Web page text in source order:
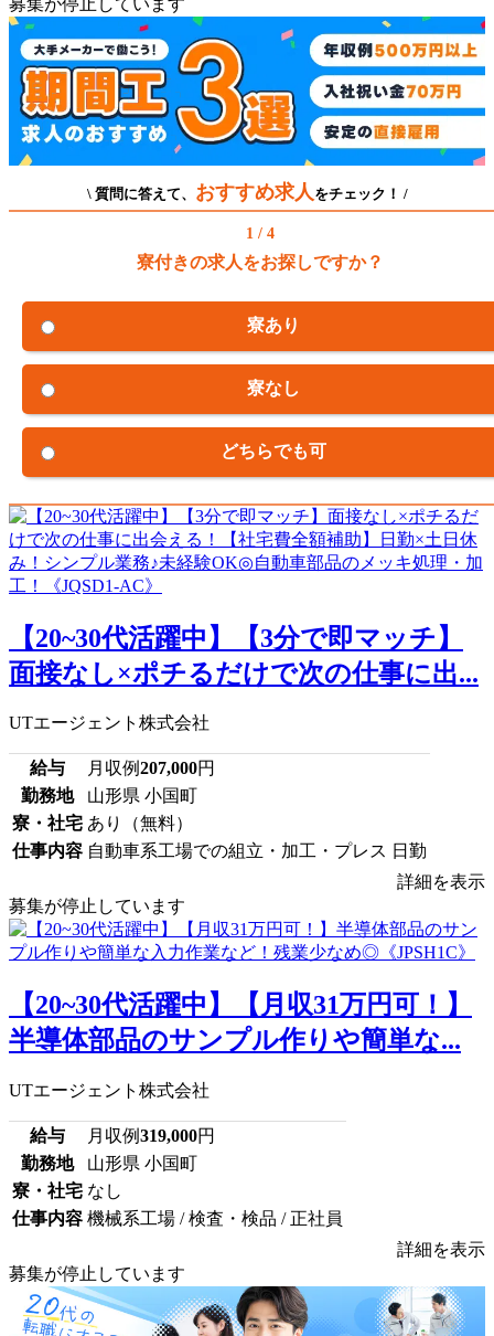
\ 質問に答えて、 おすすめ求人 をチェック！ /
1 / 4
寮付きの求人をお探しですか？
寮あり
寮なし
どちらでも可
【20~30代活躍中】【3分で即マッチ】
面接なし×ポチるだけで次の仕事に出...
UTエージェント株式会社
給与 月収例207,000円
勤務地
山形県 小国町
寮・社宅 あり（無料）
仕事内容 自動車系工場での組立・加工・プレス 日勤
詳細を表示
募集が停止しています
【20~30代活躍中】【月収31万円可！】
半導体部品のサンプル作りや簡単な...
UTエージェント株式会社
給与 月収例319,000円
勤務地
山形県 小国町
寮・社宅 なし
仕事内容 機械系工場 / 検査・検品 / 正社員
詳細を表示
募集が停止しています